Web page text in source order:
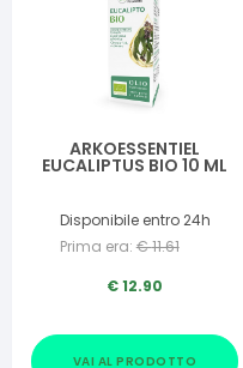
ARKOESSENTIEL
EUCALIPTUS BIO 10 ML
Disponibile entro 24h
Prima era: €11.61
€12.90
VAI AL PRODOTTO